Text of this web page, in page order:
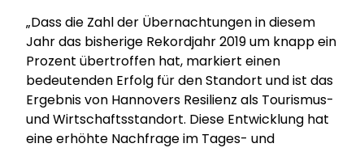
„Dass die Zahl der Übernachtungen in diesem
Jahr das bisherige Rekordjahr 2019 um knapp ein
Prozent übertroffen hat, markiert einen
bedeutenden Erfolg für den Standort und ist das
Ergebnis von Hannovers Resilienz als Tourismus-
und Wirtschaftsstandort. Diese Entwicklung hat
eine erhöhte Nachfrage im Tages- und